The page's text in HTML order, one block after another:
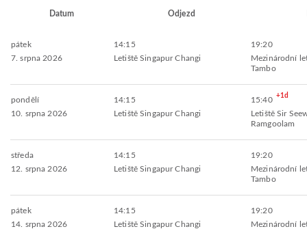
Datum Odjezd
pátek
7. srpna 2026
14:15
Letiště Singapur Changi
19:20
Mezinárodní
Tambo
pondělí
10. srpna 2026
14:15
Letiště Singapur Changi
15:40 +1d
Letiště Sir
Ramgoolam
středa
12. srpna 2026
14:15
Letiště Singapur Changi
19:20
Mezinárodní
Tambo
pátek
14. srpna 2026
14:15
Letiště Singapur Changi
19:20
Mezinárodní